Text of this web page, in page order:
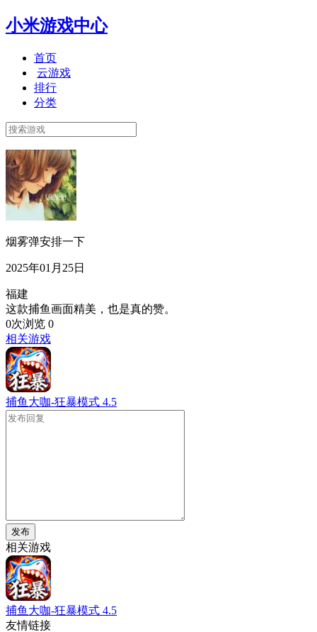
小米游戏中心
首页
云游戏
排行
分类
烟雾弹安排一下
2025年01月25日
福建
这款捕鱼画面精美，也是真的赞。
0次浏览 0
相关游戏
捕鱼大咖-狂暴模式 4.5
发布
相关游戏
捕鱼大咖-狂暴模式 4.5
友情链接